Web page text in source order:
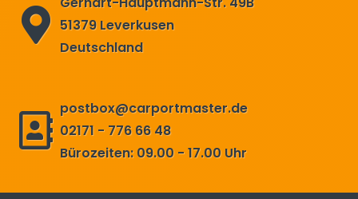
51379 Leverkusen
Deutschland
postbox@carportmaster.de
02171 - 776 66 48
Bürozeiten: 09.00 - 17.00 Uhr